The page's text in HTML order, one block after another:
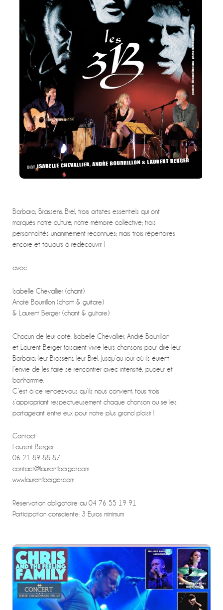
Barbara, Brassens, Brel, trois artistes essentiels qui ont
marqués notre culture, notre mémoire collective; trois
personnalités unanimement reconnues; mais trois répertoires
encore et toujours à redécouvrir !
avec
Isabelle Chevallier (chant)
André Bourrillon (chant & guitare)
& Laurent Berger (chant & guitare)
Chacun de leur coté, Isabelle Chevallier, André Bourrillon
et Laurent Berger faisaient vivre leurs chansons pour dire leur
Barbara, leur Brassens, leur Brel. Jusqu’au jour où ils eurent
l’envie de les faire se rencontrer avec intensité, pudeur et
bonhommie.
C’est à ce rendez-vous qu’ils nous convient, tous trois
s’appropriant respectueusement chaque chanson ou se les
partageant entre eux pour notre plus grand plaisir !
Contact
Laurent Berger
06 21 89 88 87
contact@laurentberger.com
www.laurentberger.com
Réservation obligatoire au 04 76 55 19 91
Participation consciente: 3 Euros minimum